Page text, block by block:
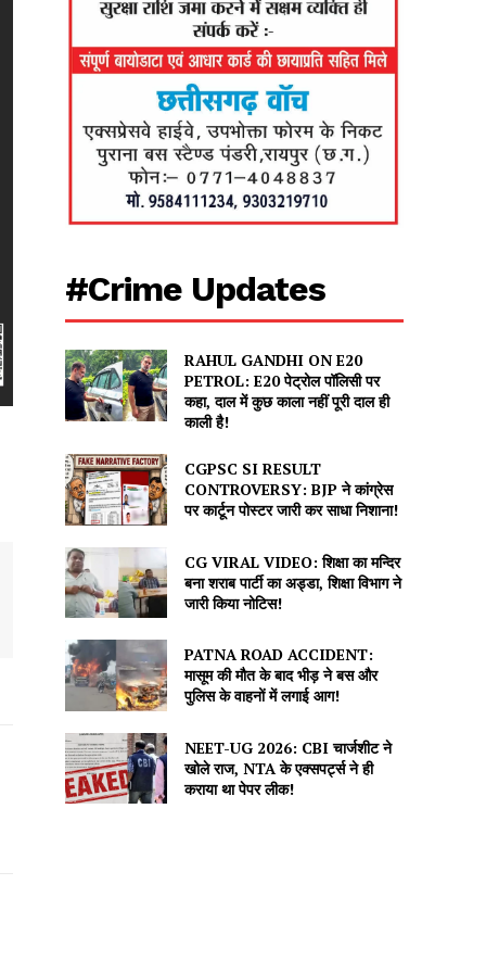
#Crime Updates
RAHUL GANDHI ON E20
PETROL: E20 पेट्रोल पॉलिसी पर
कहा, दाल में कुछ काला नहीं पूरी दाल ही
काली है!
CGPSC SI RESULT
CONTROVERSY: BJP ने कांग्रेस
पर कार्टून पोस्टर जारी कर साधा निशाना!
CG VIRAL VIDEO: शिक्षा का मन्दिर
बना शराब पार्टी का अड्डा, शिक्षा विभाग ने
जारी किया नोटिस!
PATNA ROAD ACCIDENT:
मासूम की मौत के बाद भीड़ ने बस और
पुलिस के वाहनों में लगाई आग!
NEET-UG 2026: CBI चार्जशीट ने
खोले राज, NTA के एक्सपर्ट्स ने ही
कराया था पेपर लीक!